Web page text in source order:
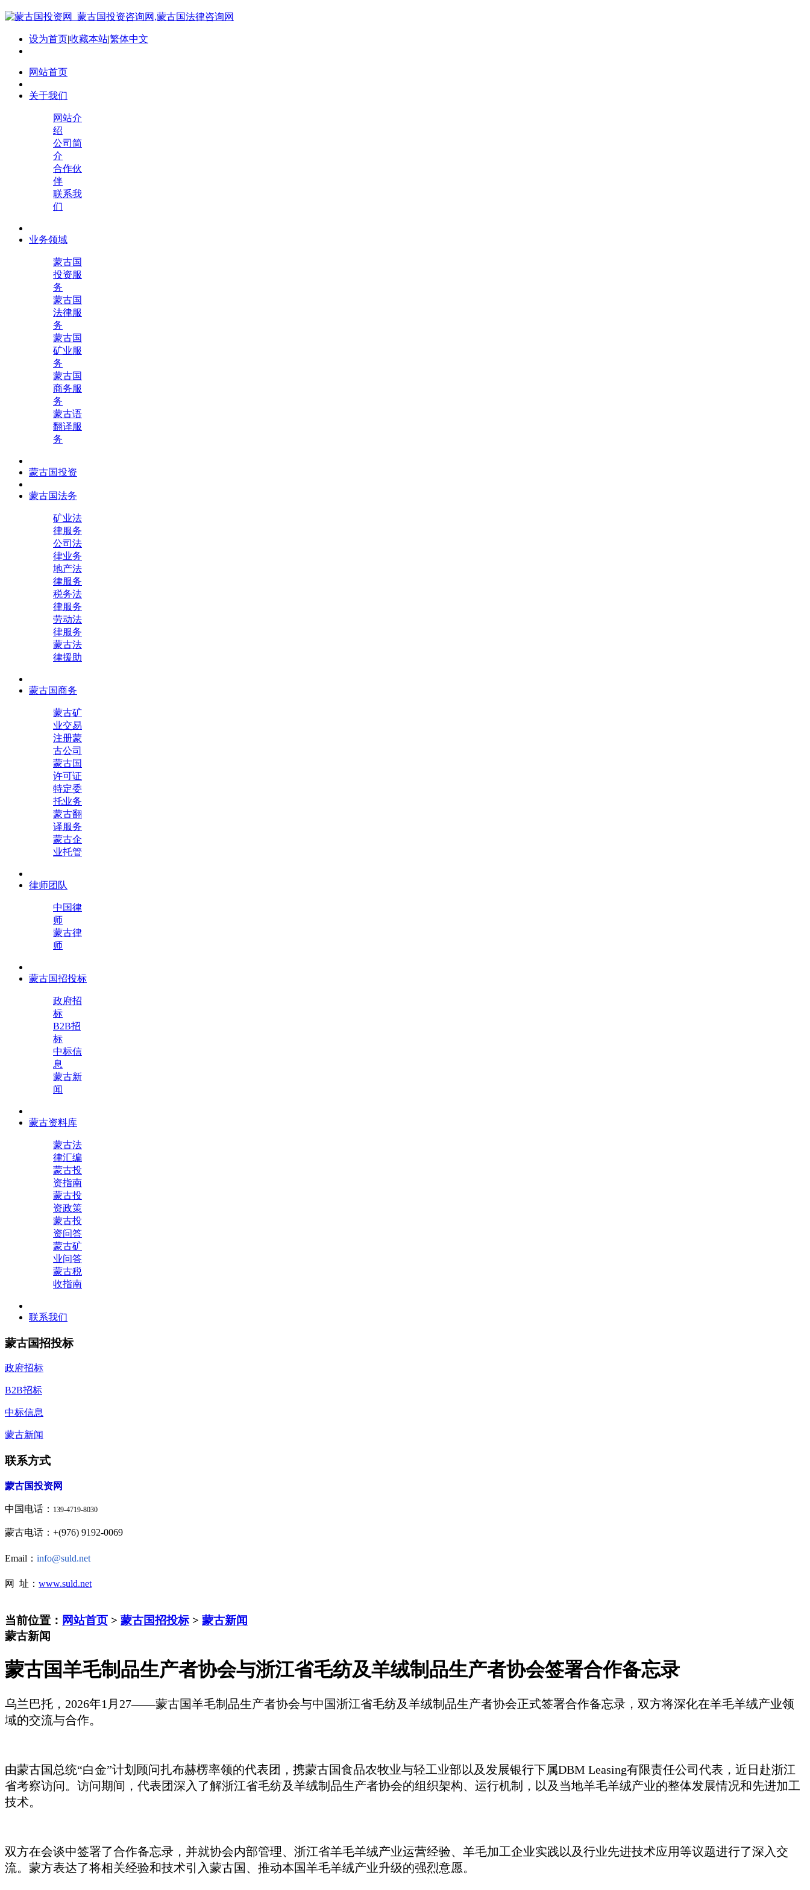
设为首页|收藏本站|繁体中文
网站首页
关于我们
网站介
绍
公司简
介
合作伙
伴
联系我
们
业务领域
蒙古国
投资服
务
蒙古国
法律服
务
蒙古国
矿业服
务
蒙古国
商务服
务
蒙古语
翻译服
务
蒙古国投资
蒙古国法务
矿业法
律服务
公司法
律业务
地产法
律服务
税务法
律服务
劳动法
律服务
蒙古法
律援助
蒙古国商务
蒙古矿
业交易
注册蒙
古公司
蒙古国
许可证
特定委
托业务
蒙古翻
译服务
蒙古企
业托管
律师团队
中国律
师
蒙古律
师
蒙古国招投标
政府招
标
B2B招
标
中标信
息
蒙古新
闻
蒙古资料库
蒙古法
律汇编
蒙古投
资指南
蒙古投
资政策
蒙古投
资问答
蒙古矿
业问答
蒙古税
收指南
联系我们
蒙古国招投标
政府招标
B2B招标
中标信息
蒙古新闻
联系方式
蒙古国投资网
中国电话： 139-4719-8030
蒙古电话：+(976) 9192-0069
Email： info@suld.net
网 址： www.suld.net
当前位置： 网站首页 > 蒙古国招投标> 蒙古新闻
蒙古新闻
蒙古国羊毛制品生产者协会与浙江省毛纺及羊绒制品生产者协会签署合作备忘录
乌兰巴托， 2026年1月 27——蒙古国羊毛制品生产者协会与中国浙江省毛纺及羊绒制品生产者协会正式签署合作备忘录，双方将深化在羊毛羊绒产业领
域的交流与合作。
由蒙古国总统“白金”计划顾问扎布赫楞率领的代表团，携蒙古国食品农牧业与轻工业部以及发展银行下属DBM Leasing有限责任公司代表，近日赴浙江
省考察访问。访问期间，代表团深入了解浙江省毛纺及羊绒制品生产者协会的组织架构、运行机制，以及当地羊毛羊绒产业的整体发展情况和先进加工
技术。
双方在会谈中签署了合作备忘录，并就协会内部管理、浙江省羊毛羊绒产业运营经验、羊毛加工企业实践以及行业先进技术应用等议题进行了深入交
流。蒙方表达了将相关经验和技术引入蒙古国、推动本国羊毛羊绒产业升级的强烈意愿。